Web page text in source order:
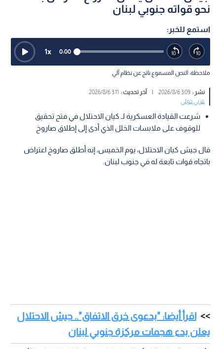
نحو قواته جنوبي لبنان
استمع للخبر:
0:00
1x
ملاحظة: النص المسموع ناتج عن نظام آلي
نشر :3:09 2026/8/6
| آخر تحديث : 3:11 2026/8/6
عربي دولي
شرعت القيادة العسكرية لـ كيان الاحتلال في فتح تحقيق
للوقوف على ملابسات الخلل الذي أدى إلى إطلاق صاروخ
قال جيش كيان الاحتلال، يوم الخميس، إنه أطلق صاروخ اعتراض
باتجاه قوات تابعة له في جنوب لبنان.
اقرأ أيضا: "بدعوى خرق الاتفاق".. جيش الاحتلال
يعلن بدء هجمات مركزة جنوبي لبنان